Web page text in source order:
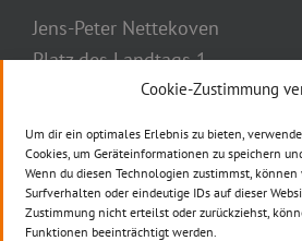
Cookie-Zustimmung
Um dir ein optimales Erlebnis zu bieten,
Cookies, um Geräteinformationen zu speichern
Wenn du diesen Technologien zustimmst,
Surfverhalten oder eindeutige IDs auf dieser
Zustimmung nicht erteilst oder zurückziehst,
Funktionen beeinträchtigt werden.
Jens-Peter Nettekoven
Platz des Landtags 1
40221 Düsseldorf
Telefax: 0211 884-3037
E-Mail